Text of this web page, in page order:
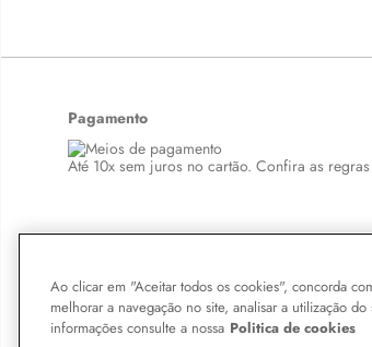
Pagamento
Até 10x sem juros no cartão. Confira as regras
Copyright © 2026 BelezaNaWeb.com.br. Todos
aqui veiculados são de propriedade exclusiva da
violação de qualquer direito mencionado implicará
Ao clicar em "Aceitar todos os cookies", concorda
melhorar a navegação no site, analisar a utilização
informações consulte a nossa Politica de cookies